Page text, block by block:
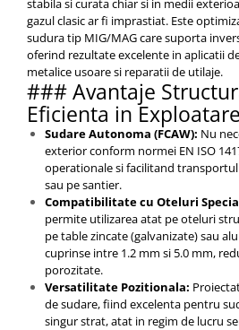
stabila si curata chiar si in medii
gazul clasic ar fi imprastiat. Este
sudura tip MIG/MAG care suporta
oferind rezultate excelente in aplicatii
metalice usoare si reparatii de utilaje.
### Avantaje
Eficienta in
Sudare Autonoma (FCAW): Nu
exterior conform normei EN ISO
operationale si facilitand
sau pe santier.
Compatibilitate cu Oteluri
permite utilizarea atat pe oteluri
pe table zincate (galvanizate) sau
cuprinse intre 1.2 mm si 5.0 mm,
porozitate.
Versatilitate Pozitionala:
de sudare, fiind excelenta pentru
singur strat, atat in regim de lucru